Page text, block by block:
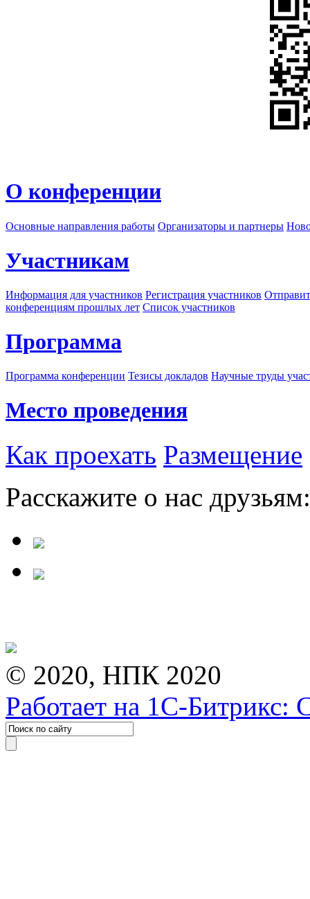
О конференции
Основные направления работы Организаторы и партнеры
Участникам
Информация для участников Регистрация участников
конференциям прошлых лет Список участников
Программа
Программа конференции Тезисы докладов Научные труды
Место проведения
Как проехать Размещение
Расскажите о нас друзьям:
© 2020, НПК 2020
Работает на 1С-Битрикс: